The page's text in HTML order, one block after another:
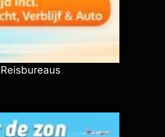
Reisbureaus